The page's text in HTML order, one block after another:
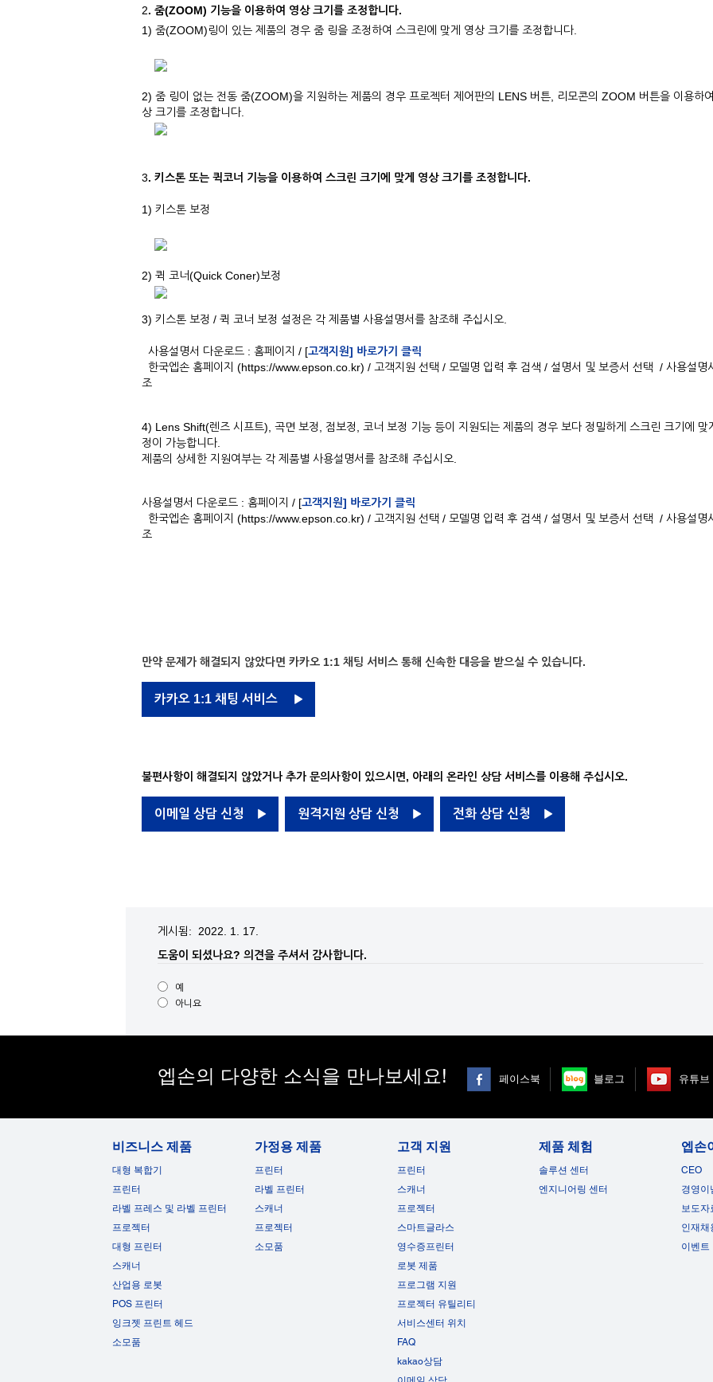
2. 줌(ZOOM) 기능을 이용하여 영상 크기를 조정합니다.
1) 줌(ZOOM)링이 있는 제품의 경우 줌 링을 조정하여 스크린에 맞게 영상 크기를 조정합니다.
2) 줌 링이 없는 전동 줌(ZOOM)을 지원하는 제품의 경우 프로젝터 제어판의 LENS 버튼, 리모콘의 ZOOM 버튼을 이용하
상 크기를 조정합니다.
3. 키스톤 또는 퀵코너 기능을 이용하여 스크린 크기에 맞게 영상 크기를 조정합니다.
1) 키스톤 보정
2) 퀵 코너(Quick Coner)보정
3) 키스톤 보정 / 퀵 코너 보정 설정은 각 제품별 사용설명서를 참조해 주십시오.
사용설명서 다운로드 : 홈페이지 / [고객지원] 바로가기 클릭
한국엡손 홈페이지 (https://www.epson.co.kr) / 고객지원 선택 / 모델명 입력 후 검색 / 설명서 및 보증서 선택 / 사용설명
조
4) Lens Shift(렌즈 시프트), 곡면 보정, 점보정, 코너 보정 기능 등이 지원되는 제품의 경우 보다 정밀하게 스크린 크기에 맞
정이 가능합니다.
제품의 상세한 지원여부는 각 제품별 사용설명서를 참조해 주십시오.
사용설명서 다운로드 : 홈페이지 / [고객지원] 바로가기 클릭
한국엡손 홈페이지 (https://www.epson.co.kr) / 고객지원 선택 / 모델명 입력 후 검색 / 설명서 및 보증서 선택 / 사용설명
조
만약 문제가 해결되지 않았다면 카카오 1:1 채팅 서비스 통해 신속한 대응을 받으실 수 있습니다.
카카오 1:1 채팅 서비스
불편사항이 해결되지 않았거나 추가 문의사항이 있으시면, 아래의 온라인 상담 서비스를 이용해 주십시오.
이메일 상담 신청 원격지원 상담 신청 전화 상담 신청
게시됨: 2022. 1. 17.
도움이 되셨나요? 의견을 주셔서 감사합니다.
예
아니요
엡손의 다양한 소식을 만나보세요! 페이스북 블로그 유튜브
비즈니스 제품
대형 복합기
프린터
라벨 프레스 및 라벨 프린터
프로젝터
대형 프린터
스캐너
산업용 로봇
POS 프린터
잉크젯 프린트 헤드
소모품
가정용 제품
프린터
라벨 프린터
스캐너
프로젝터
소모품
고객 지원
프린터
스캐너
프로젝터
스마트글라스
영수증프린터
로봇 제품
프로그램 지원
프로젝터 유틸리티
서비스센터 위치
FAQ
kakao상담
제품 체험
솔루션 센터
엔지니어링 센터
엡손
CEO
경영이
보도자
인재채
이벤트